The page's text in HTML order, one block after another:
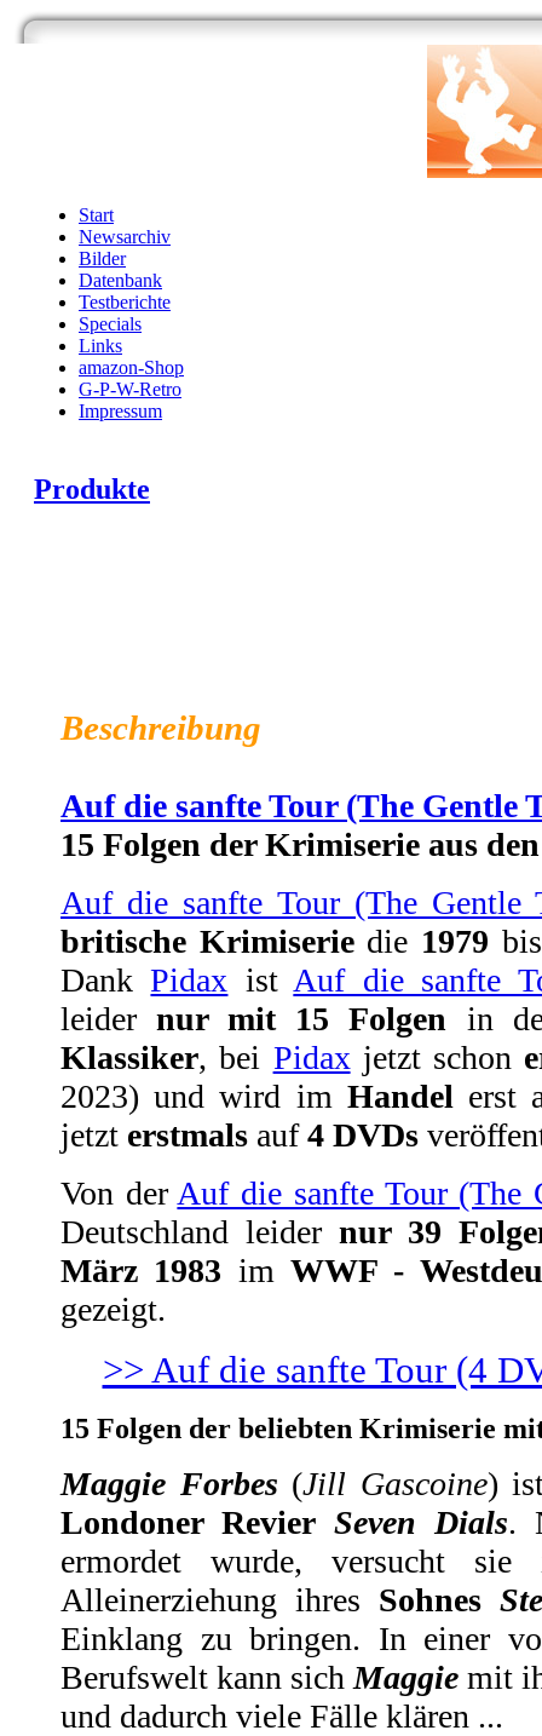
Start
Newsarchiv
Bilder
Datenbank
Testberichte
Specials
Links
amazon-Shop
G-P-W-Retro
Impressum
Produkte
Beschreibung
Auf die sanfte Tour (The Gentle
15 Folgen der Krimiserie aus
Auf die sanfte Tour (The Gentle
britische Krimiseriedie 1979
DankPidax ist Auf die sanfte
leidernur mit 15 Folgen in
Klassiker, bei Pidax jetzt schon
2023) und wird im Handel erst
jetzt erstmals auf4 DVDs
Von der Auf die sanfte Tour (The
Deutschland leidernur 39
März 1983 imWWF -
gezeigt.
>> Auf die sanfte Tour (4
15 Folgen der beliebten Krimiserie
Maggie Forbes (Jill Gascoine)
Londoner Revier Seven Dials.
ermordet wurde, versucht
Alleinerziehung ihres Sohnes
Einklang zu bringen. In einer
Berufswelt kann sich Maggie mit
und dadurch viele Fälle klären ...